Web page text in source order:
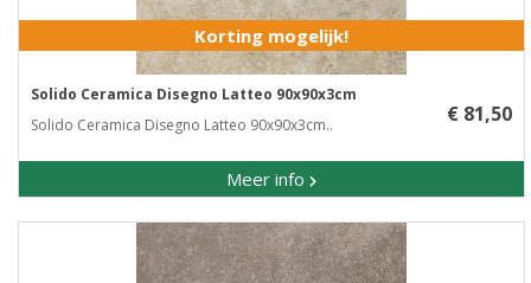
Korting mogelijk!
Solido Ceramica Disegno Latteo 90x90x3cm
Solido Ceramica Disegno Latteo 90x90x3cm..
Meer info
€ 81,50